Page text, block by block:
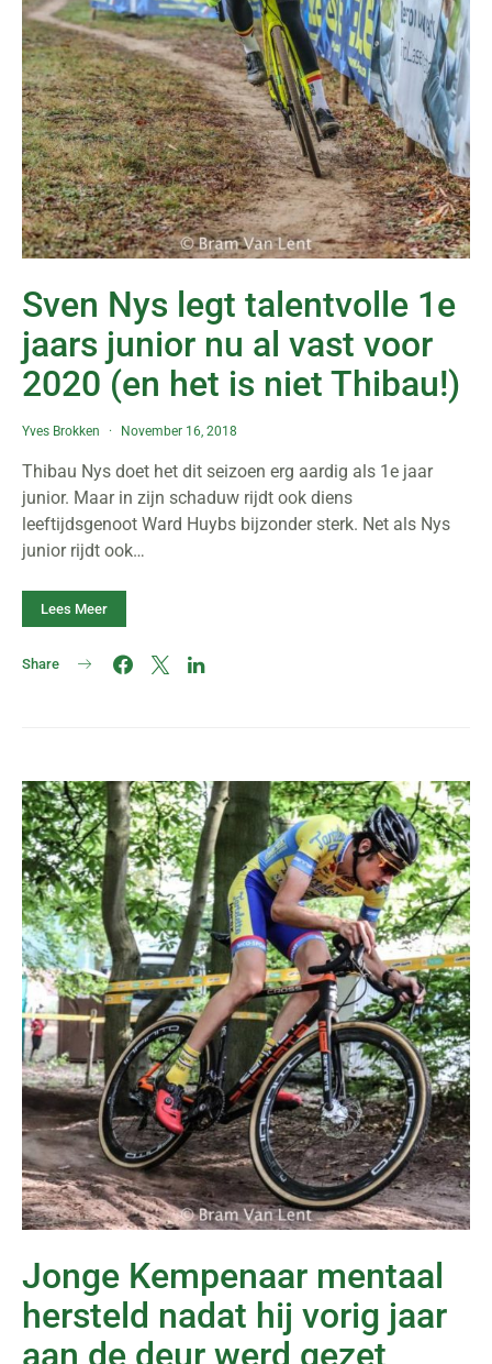
Sven Nys legt talentvolle 1e
jaars junior nu al vast voor
2020 (en het is niet Thibau!)
Yves Brokken November 16, 2018
Thibau Nys doet het dit seizoen erg aardig als 1e jaar
junior. Maar in zijn schaduw rijdt ook diens
leeftijdsgenoot Ward Huybs bijzonder sterk. Net als Nys
junior rijdt ook…
Lees Meer
Share
Jonge Kempenaar mentaal
hersteld nadat hij vorig jaar
aan de deur werd gezet